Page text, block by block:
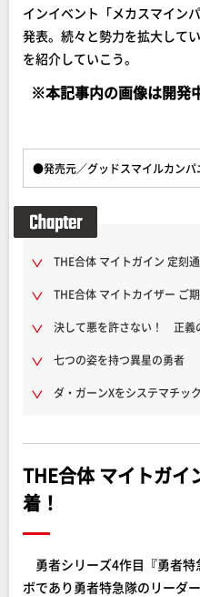
インイベント「メカスマイン
発表。続々と勢力を拡大して
を紹介していこう。
※本記事内の画像は開発
●発売元／グッドスマイルカンパ
THE合体 マイトガイン 定刻
THE合体 マイトカイザー ご
決して悪を許さない！ 正義
七つの姿を持つ異星の勇者
ダ・ガーンXをシステマチッ
THE合体 マイトガイ
着！
勇者シリーズ4作目『勇者特
ボであり勇者特急隊のリーダ